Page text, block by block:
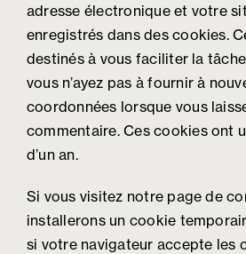
adresse électronique et votre
enregistrés dans des cookies.
destinés à vous faciliter la
vous n’ayez pas à fournir à
coordonnées lorsque vous
commentaire. Ces cookies ont
d’un an.
Si vous visitez notre page de
installerons un cookie
si votre navigateur accepte les